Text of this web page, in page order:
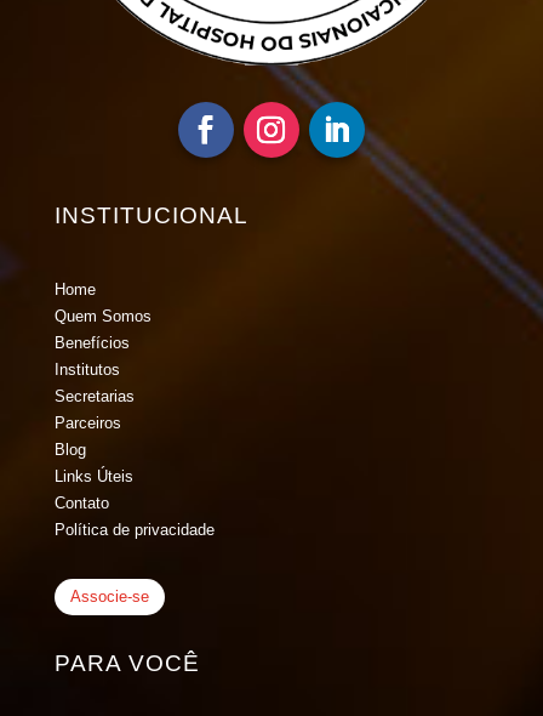
INSTITUCIONAL
Home
Quem Somos
Benefícios
Institutos
Secretarias
Parceiros
Blog
Links Úteis
Contato
Política de privacidade
Associe-se
PARA VOCÊ